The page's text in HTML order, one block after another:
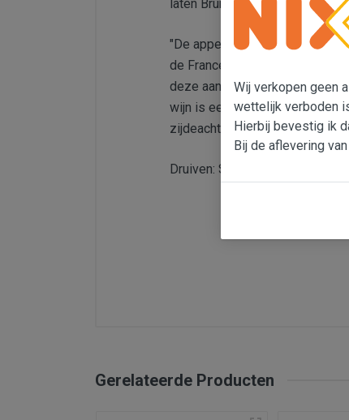
laten Bruno zelf even aan het
"De appellatie Côtes du
de France was een van de
deze aanduiding zijn
wijn is een echte oproep tot
zijdeachtig en complex. Heeft
Druiven: Syrah & Grenache, op
Soort wijn
Gerelateerde Producten
Wij verkopen geen
wettelijk verboden
Hierbij bevestig ik
Bij de aflevering